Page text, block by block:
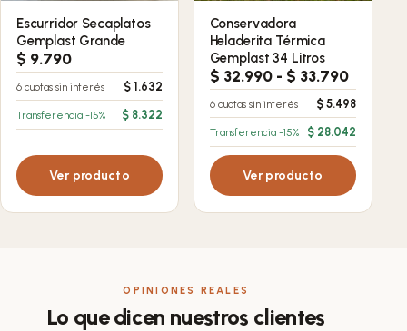
Escurridor Secaplatos
Gemplast Grande
$ 9.790
6 cuotas sin interés $ 1.632
Transferencia -15% $ 8.322
Ver producto
Conservadora
Heladerita Térmica
Gemplast 34 Litros
$ 32.990 - $ 33.790Rango
de
precios:
desde
$
hasta
$
6 cuotas sin interés $5.498
Transferencia -15% $28.042
Ver producto
OPINIONES REALES
Lo que dicen nuestros clientes